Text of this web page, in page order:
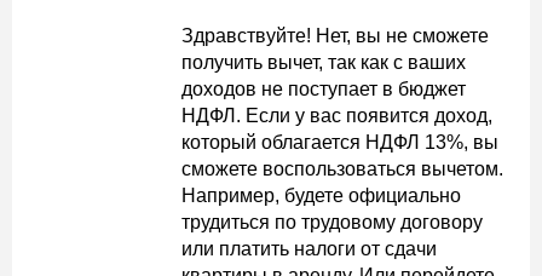
Здравствуйте! Нет, вы не сможете
получить вычет, так как с ваших
доходов не поступает в бюджет
НДФЛ. Если у вас появится доход,
который облагается НДФЛ 13%, вы
сможете воспользоваться вычетом.
Например, будете официально
трудиться по трудовому договору
или платить налоги от сдачи